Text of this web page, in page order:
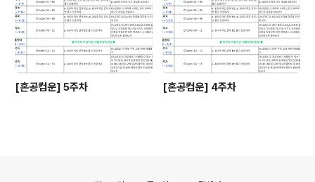
[혼공컴운] 5주차 [혼공컴운] 4주차